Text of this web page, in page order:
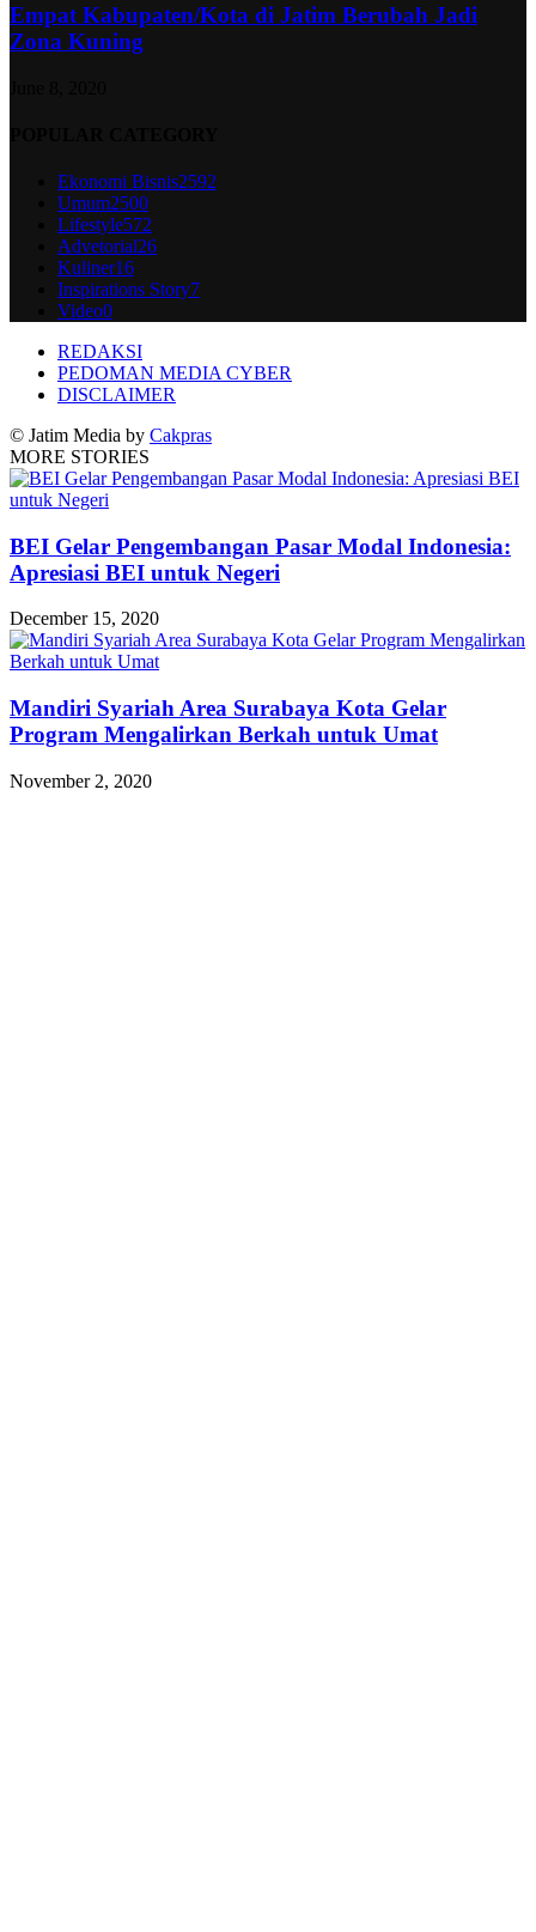
Empat Kabupaten/Kota di Jatim Berubah Jadi
Zona Kuning
Ekonomi Bisnis2592
Umum2500
Lifestyle572
Advetorial26
Kuliner16
Inspirations Story7
Video0
REDAKSI
PEDOMAN MEDIA CYBER
DISCLAIMER
© Jatim Media by Cakpras
MORE STORIES
BEI Gelar Pengembangan Pasar Modal Indonesia:
Apresiasi BEI untuk Negeri
December 15, 2020
Mandiri Syariah Area Surabaya Kota Gelar
Program Mengalirkan Berkah untuk Umat
November 2, 2020